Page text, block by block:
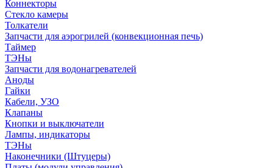
Коннекторы
Стекло камеры
Толкатели
Запчасти для аэрогрилей (конвекционная печь)
Таймер
ТЭНы
Запчасти для водонагревателей
Аноды
Гайки
Кабели, УЗО
Клапаны
Кнопки и выключатели
Лампы, индикаторы
ТЭНы
Наконечники (Штуцеры)